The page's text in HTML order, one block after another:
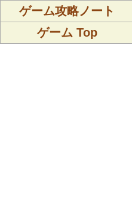
ゲーム攻略ノート
ゲーム Top